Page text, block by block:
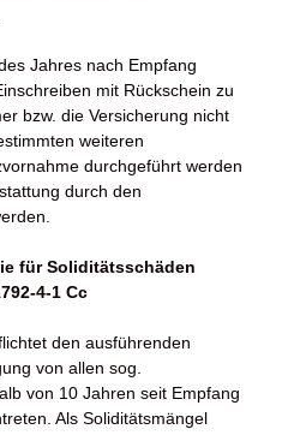
Jahres nach Empfang
mit Rückschein zu
bzw. die Versicherung nicht
weiteren
durchgeführt werden
durch den
für Soliditätsschäden
4-1 Cc
den ausführenden
von allen sog.
von 10 Jahren seit Empfang
Als Soliditätsmängel